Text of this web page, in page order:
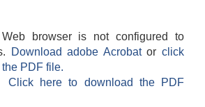
browser is not configured to
Download adobe Acrobatorclick
PDF file.
Click here to download the PDF